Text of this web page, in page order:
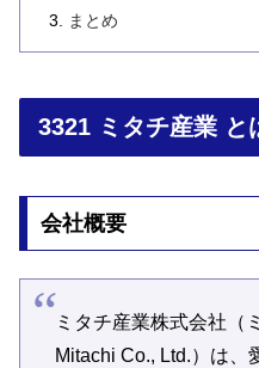
まとめ
3321 ミタチ産業 と
会社概要
ミタチ産業株式会社（
Mitachi Co., Ltd.）は、